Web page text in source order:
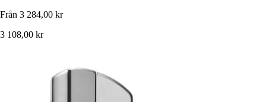
Från 3 284,00 kr
3 108,00 kr